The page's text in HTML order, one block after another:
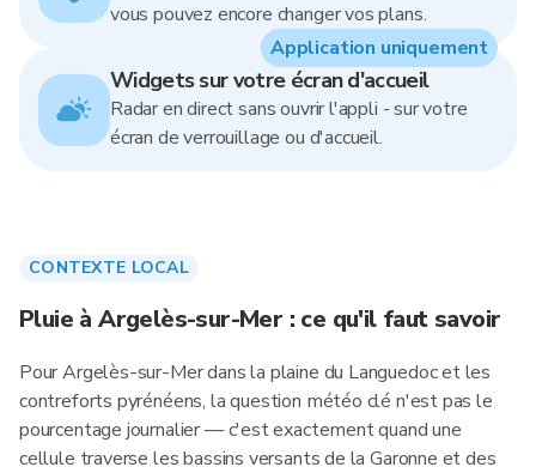
vous pouvez encore changer vos plans.
Widgets sur votre écran d'accueil
Radar en direct sans ouvrir l'appli - sur votre
écran de verrouillage ou d'accueil.
Application uniquement
CONTEXTE LOCAL
Pluie à Argelès-sur-Mer : ce qu'il faut savoir
Pour Argelès-sur-Mer dans la plaine du Languedoc et les
contreforts pyrénéens, la question météo clé n'est pas le
pourcentage journalier — c'est exactement quand une
cellule traverse les bassins versants de la Garonne et des